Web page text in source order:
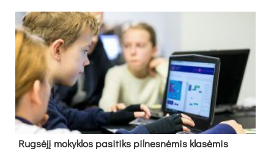
Rug­sė­jį mo­kyk­los pa­si­tiks pil­nes­nė­mis kla­sė­mis